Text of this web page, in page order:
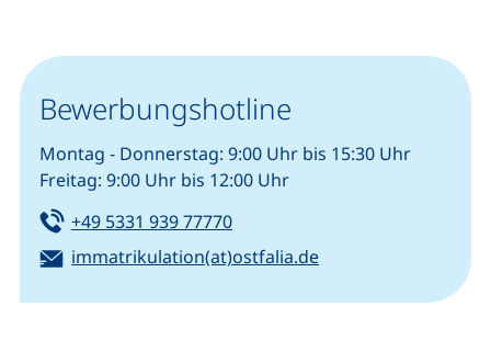
Bewerbungshotline
Montag - Donnerstag: 9:00 Uhr bis 15:30 Uhr
Freitag: 9:00 Uhr bis 12:00 Uhr
Tel:
+49 5331 939 77770(startet einen Telefonanruf,
E-Mail:
immatrikulation(at)ostfalia.de(öffnet Ihr E-Mail-